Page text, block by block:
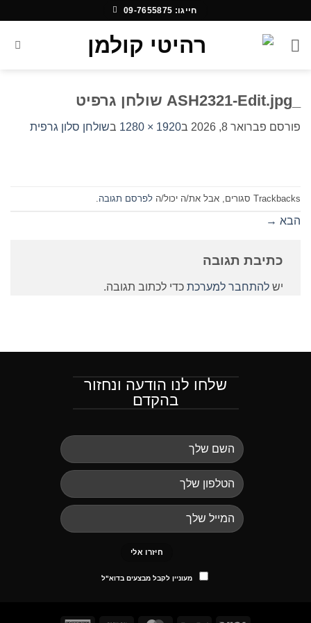
content
חייגו: 09-7655875
פורסם פברואר 8, 2026 ב1920 × 1280 בשולחן סלון גרפית
Trackbacks סגורים, אבל את/ה יכול/ה לפרסם תגובה
הבא →
כתיבת תגובה
יש להתחבר למערכת כדי לכתוב תגובה.
שלחו לנו הודעה ונחזור
בהקדם
מעוניין לקבל מבצעים בדוא"ל